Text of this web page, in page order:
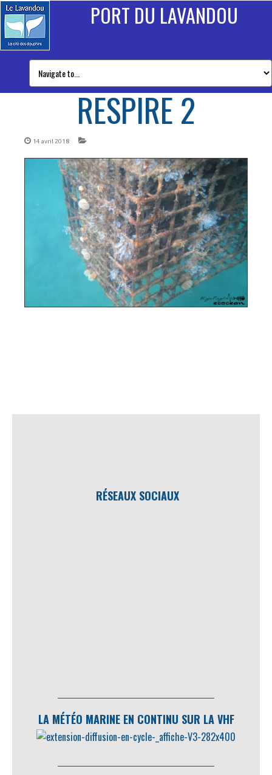
PORT DU LAVANDOU
RESPIRE 2
14 avril 2018
RÉSEAUX SOCIAUX
LA MÉTÉO MARINE EN CONTINU SUR LA VHF